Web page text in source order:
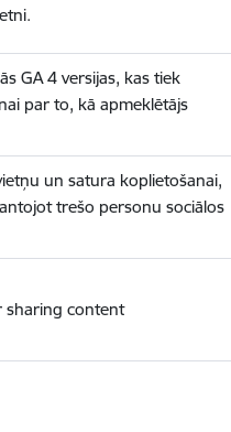
GA 4 versijas, kas tiek
par to, kā apmeklētājs
un satura koplietošanai,
trešo personu sociālos
sharing content